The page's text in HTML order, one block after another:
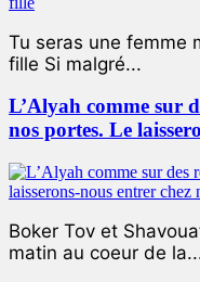
Tu seras une femme
fille Si malgré...
L’Alyah comme sur
nos portes. Le
Boker Tov et
matin au coeur de